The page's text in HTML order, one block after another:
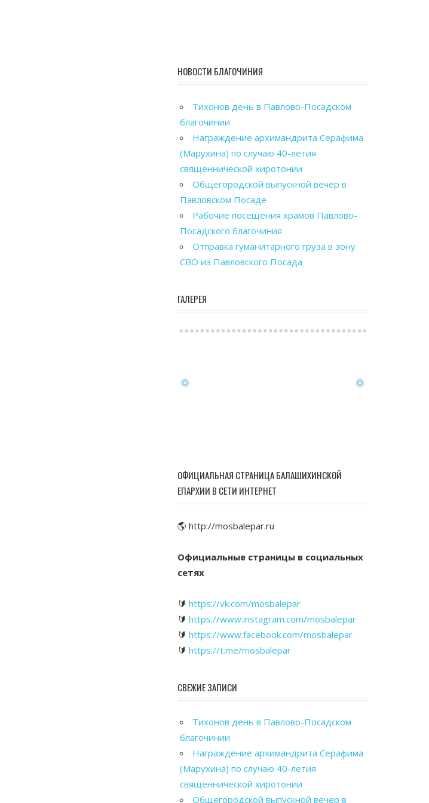
НОВОСТИ БЛАГОЧИНИЯ
Тихонов день в Павлово-Посадском
благочинии
Награждение архимандрита Серафима
(Марухина) по случаю 40-летия
священнической хиротонии
Общегородской выпускной вечер в
Павловском Посаде
Рабочие посещения храмов Павлово-
Посадского благочиния
Отправка гуманитарного груза в зону
СВО из Павловского Посада
ГАЛЕРЕЯ
ОФИЦИАЛЬНАЯ СТРАНИЦА БАЛАШИХИНСКОЙ
ЕПАРХИИ В СЕТИ ИНТЕРНЕТ
🌎 http://mosbalepar.ru
Официальные страницы в социальных
сетях
🔰 https://vk.com/mosbalepar
🔰 https://www.instagram.com/mosbalepar
🔰 https://www.facebook.com/mosbalepar
🔰 https://t.me/mosbalepar
СВЕЖИЕ ЗАПИСИ
Тихонов день в Павлово-Посадском
благочинии
Награждение архимандрита Серафима
(Марухина) по случаю 40-летия
священнической хиротонии
Общегородской выпускной вечер в